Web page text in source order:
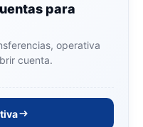
para
operativa
cuenta.